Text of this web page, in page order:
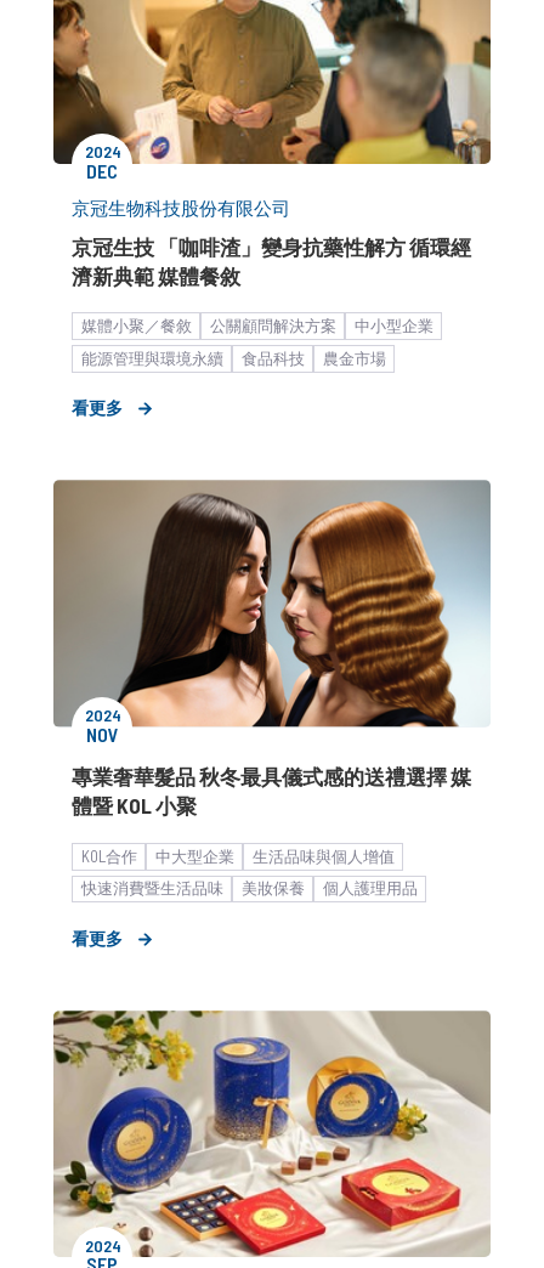
2024
DEC
京冠生物科技股份有限公司
京冠生技 「咖啡渣」變身抗藥性解方 循環經
濟新典範 媒體餐敘
媒體小聚／餐敘 公關顧問解決方案
中小型企業
能源管理與環境永續
食品科技
農金市場
看更多
2024
NOV
專業奢華髮品 秋冬最具儀式感的送禮選擇 媒
體暨 KOL 小聚
KOL合作 中大型企業
生活品味與個人增值
快速消費暨生活品味
美妝保養
個人護理用品
新品上市造勢
看更多
2024